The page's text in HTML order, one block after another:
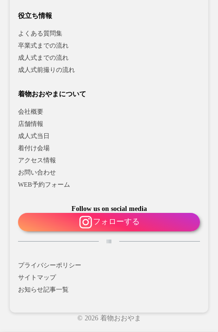
役立ち情報
よくある質問集
卒業式までの流れ
成人式までの流れ
成人式前撮りの流れ
着物おおやまについて
会社概要
店舗情報
成人式当日
着付け会場
アクセス情報
お問い合わせ
WEB予約フォーム
Follow us on social media
フォローする
プライバシーポリシー
サイトマップ
お知らせ記事一覧
© 2026 着物おおやま